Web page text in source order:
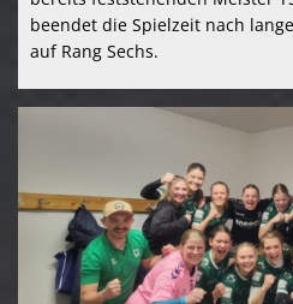
beendet die Spielzeit nach
auf Rang Sechs.